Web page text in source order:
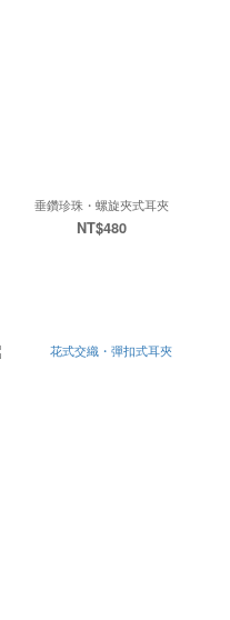
垂鑽珍珠・螺旋夾式耳夾
NT$480